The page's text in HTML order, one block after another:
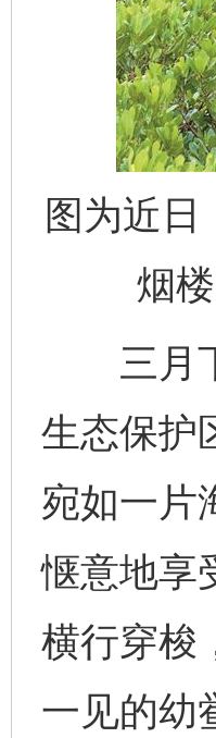
图为近
烟
三月下
生态保护
宛如一片
惬意地享
横行穿梭
一见的幼